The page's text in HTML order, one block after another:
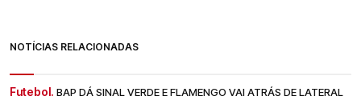
NOTÍCIAS RELACIONADAS
Futebol. BAP DÁ SINAL VERDE E FLAMENGO VAI ATRÁS DE LATERAL